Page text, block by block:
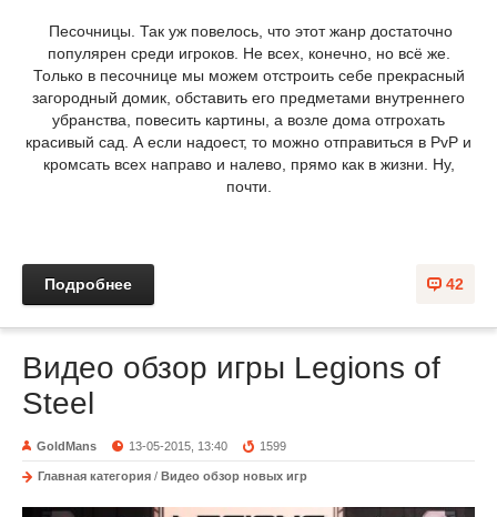
Песочницы. Так уж повелось, что этот жанр достаточно
популярен среди игроков. Не всех, конечно, но всё же.
Только в песочнице мы можем отстроить себе прекрасный
загородный домик, обставить его предметами внутреннего
убранства, повесить картины, а возле дома отгрохать
красивый сад. А если надоест, то можно отправиться в PvP и
кромсать всех направо и налево, прямо как в жизни. Ну,
почти.
42
Подробнее
Видео обзор игры Legions of
Steel
GoldMans 13-05-2015, 13:40 1599
Главная категория / Видео обзор новых игр